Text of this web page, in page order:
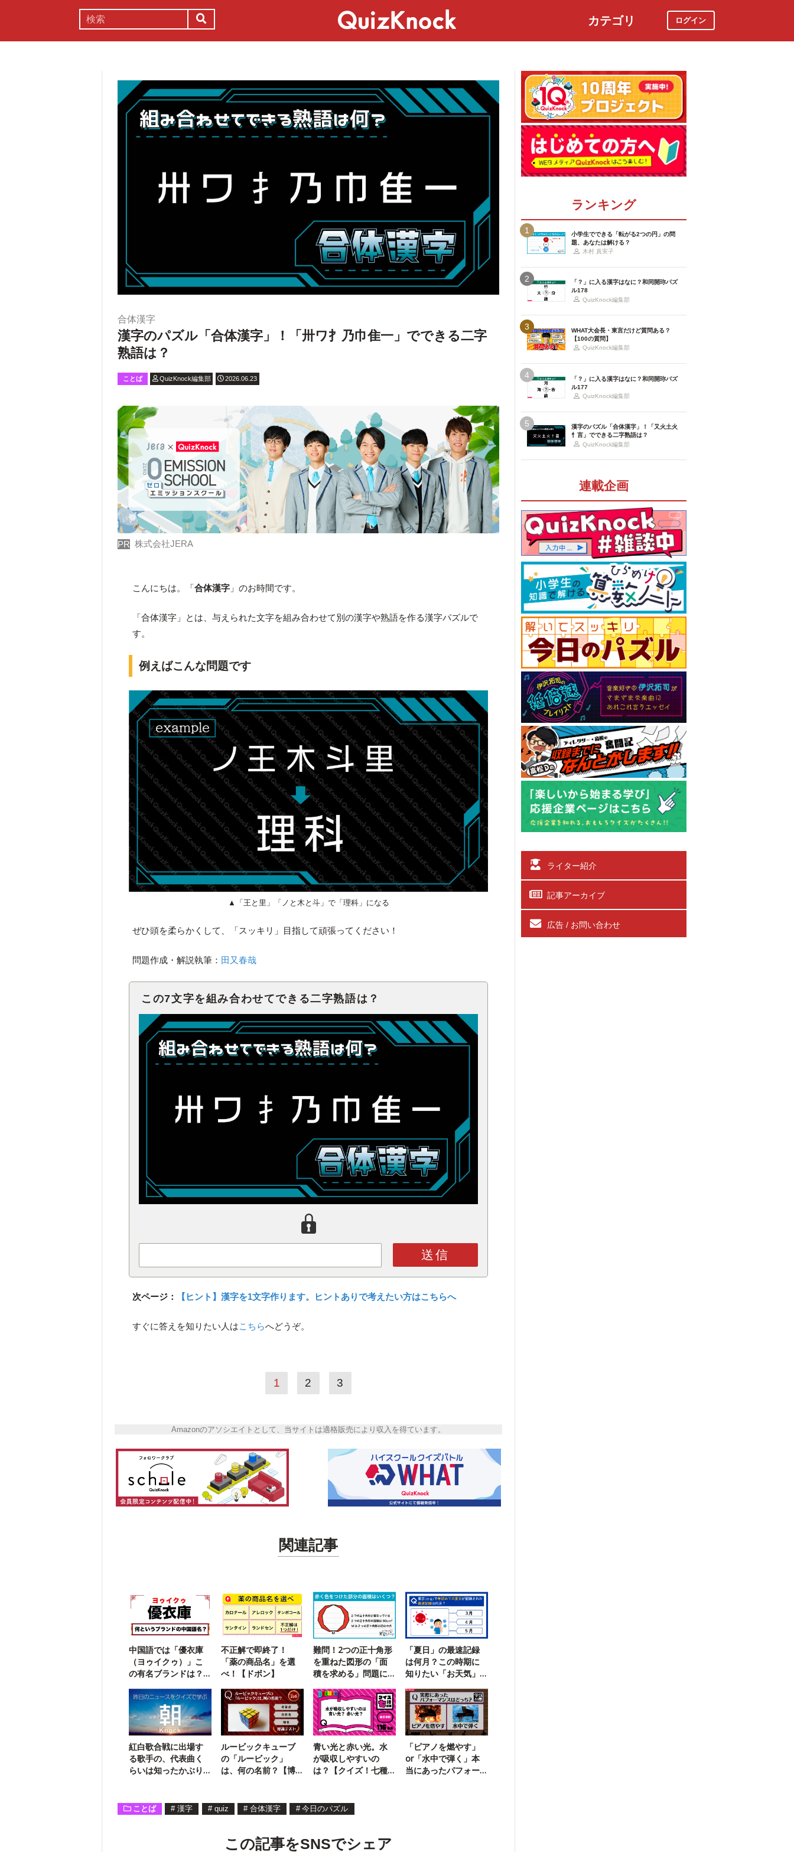
カテゴリ ログイン
合体漢字
漢字のパズル「合体漢字」！「卅ワ扌乃巾隹一」でできる二字
熟語は？
ことば QuizKnock編集部 2026.06.23
PR 株式会社JERA
こんにちは。「合体漢字 」のお時間です。
「合体漢字」とは、与えられた文字を組み合わせて別の漢字や熟語を作る漢字パズルで
す。
例えばこんな問題です
▲「王と里」「ノと木と斗」で「理科」になる
ぜひ頭を柔らかくして、「スッキリ」目指して頑張ってください！
問題作成・解説執筆： 田又春哉
この7文字を組み合わせてできる二字熟語は？
送信
次ページ： 【ヒント】漢字を1文字作ります。ヒントありで考えたい方はこちらへ
すぐに答えを知りたい人はこちらへどうぞ。
1 2 3
Amazonのアソシエイトとして、当サイトは適格販売により収入を得ています。
関連記事
中国語では「優衣庫
（ヨゥイクゥ）」こ
の有名ブランドは？
不正解で即終了！
「薬の商品名」を選
べ！【ドボン】
難問！2つの正十角形
を重ねた図形の「面
積を求める」問題に
「夏日」の最速記録
は何月？この時期に
知りたい「お天気」
紅白歌合戦に出場す
る歌手の、代表曲く
らいは知ったかぶり
ルービックキューブ
の「ルービック」
は、何の名前？【博
青い光と赤い光。水
が吸収しやすいの
は？【クイズ！七種
「ピアノを燃やす」
or「水中で弾く」本
当にあったパフォー
ことば # 漢字 # quiz # 合体漢字 # 今日のパズル
この記事をSNSでシェア
ランキング
1
小学生でできる「転がる2つの円」の問
題、あなたは解ける？
木村 真実子
2
「？」に入る漢字はなに？和同開珎パズ
ル178
QuizKnock編集部
3
WHAT大会長・東言だけど質問ある？
【100の質問】
QuizKnock編集部
4
「？」に入る漢字はなに？和同開珎パズ
ル177
QuizKnock編集部
5
漢字のパズル「合体漢字」！「又火土火
忄言」でできる二字熟語は？
QuizKnock編集部
連載企画
ライター紹介
記事アーカイブ
広告 / お問い合わせ